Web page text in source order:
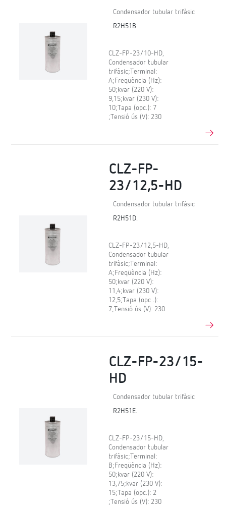
Condensador tubular trifàsic
R2H51B.
CLZ-FP-23/10-HD,
Condensador tubular
trifàsic;Terminal:
A;Freqüència (Hz):
50;kvar (220 V):
9,15;kvar (230 V):
10;Tapa (opc.): 7
;Tensió ús (V): 230
CLZ-FP-
23/12,5-HD
Condensador tubular trifàsic
R2H51D.
CLZ-FP-23/12,5-HD,
Condensador tubular
trifàsic;Terminal:
A;Freqüència (Hz):
50;kvar (220 V):
11,4;kvar (230 V):
12,5;Tapa (opc .):
7;Tensió ús (V): 230
CLZ-FP-23/15-
HD
Condensador tubular trifàsic
R2H51E.
CLZ-FP-23/15-HD,
Condensador tubular
trifàsic;Terminal:
B;Freqüència (Hz):
50;kvar (220 V):
13,75;kvar (230 V):
15;Tapa (opc.): 2
;Tensió ús (V): 230